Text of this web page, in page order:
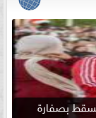
بصفارة